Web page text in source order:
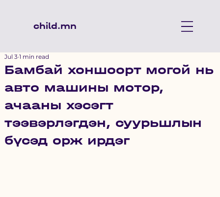
child.mn
Бамбай хоншоорт могой нь
авто машины мотор,
ачааны хэсэгт
тээвэрлэгдэн, суурьшлын
бүсэд орж ирдэг
Jul 3 1 min read